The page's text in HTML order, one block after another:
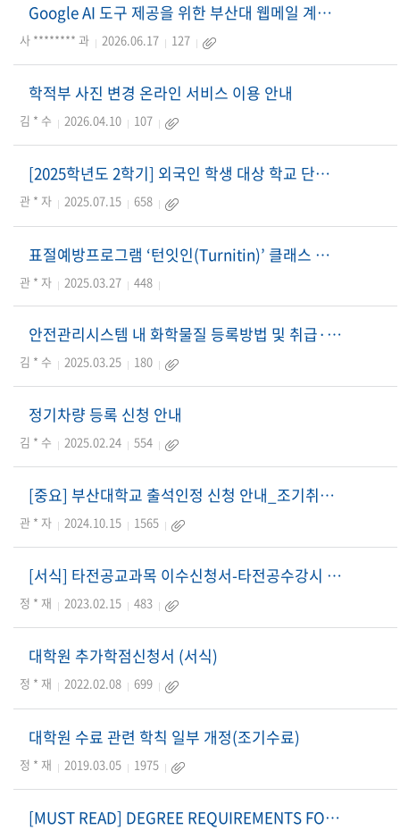
Google AI 도구 제공을 위한 부산대 웹메일 계정 신청 안내
사 ******** 과 2026.06.17 127
학적부 사진 변경 온라인 서비스 이용 안내
김 * 수 2026.04.10 107
[2025학년도 2학기] 외국인 학생 대상 학교 단체보험 가입 계획 및 운영 알림
관 * 자 2025.07.15 658
표절예방프로그램 ‘턴잇인(Turnitin)’ 클래스 변경 이용 안내
관 * 자 2025.03.27 448
안전관리시스템 내 화학물질 등록방법 및 취급·저장 매뉴얼 알림
김 * 수 2025.03.25 180
정기차량 등록 신청 안내
김 * 수 2025.02.24 554
[중요] 부산대학교 출석인정 신청 안내_조기취업 출석인정 포함
관 * 자 2024.10.15 1565
[서식] 타전공교과목 이수신청서-타전공수강시 필수로 제출
정 * 재 2023.02.15 483
대학원 추가학점신청서 (서식)
정 * 재 2022.02.08 699
대학원 수료 관련 학칙 일부 개정(조기수료)
정 * 재 2019.03.05 1975
[MUST READ] DEGREE REQUIREMENTS FOR GRADUATE STUDE